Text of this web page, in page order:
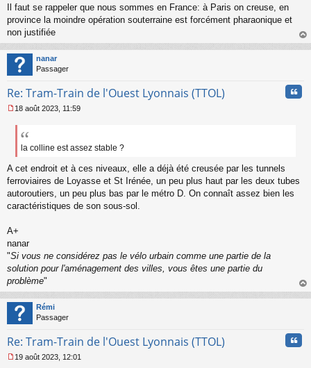
Il faut se rappeler que nous sommes en France: à Paris on creuse, en
province la moindre opération souterraine est forcément pharaonique et
non justifiée
au
nanar
Passager
Re: Tram-Train de l'Ouest Lyonnais (TTOL)
e
a
g
e
n
o
n
u
18 août 2023, 11:59
la colline est assez stable ?
A cet endroit et à ces niveaux, elle a déjà été creusée par les tunnels
ferroviaires de Loyasse et St Irénée, un peu plus haut par les deux tubes
autoroutiers, un peu plus bas par le métro D. On connaît assez bien les
caractéristiques de son sous-sol.
A+
nanar
"Si vous ne considérez pas le vélo urbain comme une partie de la
solution pour l'aménagement des villes, vous êtes une partie du
problème"
au
Rémi
Passager
Re: Tram-Train de l'Ouest Lyonnais (TTOL)
19 août 2023, 12:01